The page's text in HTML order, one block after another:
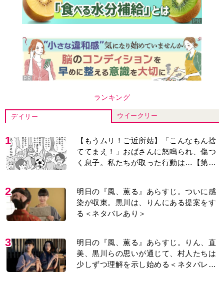
染が収束。黒川は、りんにある提案をす
る＜ネタバレあり＞
明日の『風、薫る』あらすじ。りん、直
美、黒川らの思いが通じて、村人たちは
少しずつ理解を示し始める＜ネタバレあ
り＞
【もうムリ！ご近所姑】勝手に自宅の庭
エスカレートして…【第2話】
5
【もうムリ！ご近所姑】「今日はどこ行
くん？」出かける度に聞いてくる近所の
おばさん。毎日監視される生活が始ま
6
古代ギリシアの『植物誌』を82歳で完
訳・小川洋子「子育てと家事の合間に、
哲学者テオプラストスと向き合った50
7
『Tシャツが乾くまで』第5話あらすじ。
充のメモを頼りに長野を訪ねた咲子。一
方の樹生の元にもある人物が…＜ネタバ